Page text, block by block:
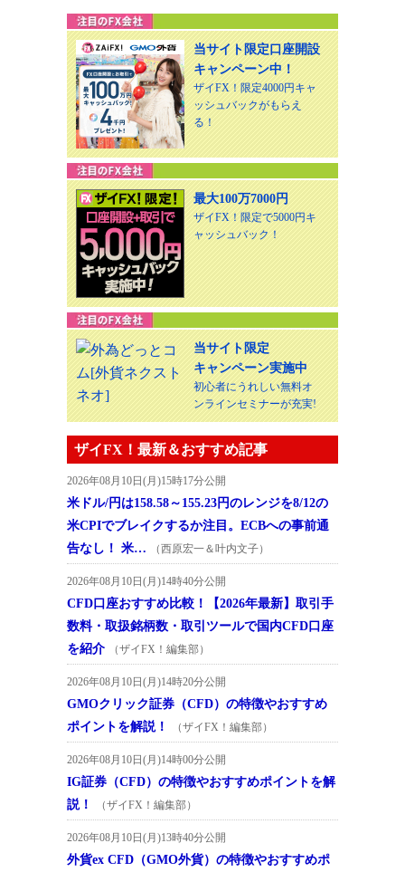
当サイト限定口座開設
キャンペーン中！
ザイFX！限定4000円キャ
ッシュバックがもらえ
る！
最大100万7000円
ザイFX！限定で5000円キ
ャッシュバック！
当サイト限定
キャンペーン実施中
初心者にうれしい無料オ
ンラインセミナーが充実!
ザイFX！最新＆おすすめ記事
2026年08月10日(月)15時17分公開
米ドル/円は158.58～155.23円のレンジを8/12の
米CPIでブレイクするか注目。ECBへの事前通
告なし！ 米…
（西原宏一＆叶内文子）
2026年08月10日(月)14時40分公開
CFD口座おすすめ比較！【2026年最新】取引手
数料・取扱銘柄数・取引ツールで国内CFD口座
を紹介
（ザイFX！編集部）
2026年08月10日(月)14時20分公開
GMOクリック証券（CFD）の特徴やおすすめ
ポイントを解説！
（ザイFX！編集部）
2026年08月10日(月)14時00分公開
IG証券（CFD）の特徴やおすすめポイントを解
説！
（ザイFX！編集部）
2026年08月10日(月)13時40分公開
外貨ex CFD（GMO外貨）の特徴やおすすめポ